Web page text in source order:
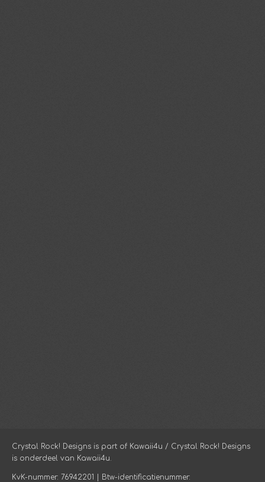
Crystal Rock! Designs is part of Kawaii4u / Crystal Rock! Designs
is onderdeel van Kawaii4u.
KvK-nummer: 76942201 | Btw-identificatienummer: